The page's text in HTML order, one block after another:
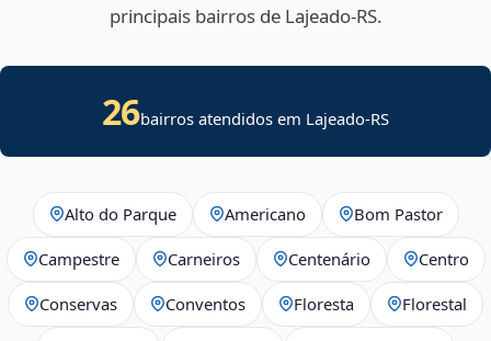
principais bairros de Lajeado‑RS.
26bairros atendidos em Lajeado-RS
Alto do Parque Americano Bom Pastor
Campestre Carneiros Centenário Centro
Conservas Conventos Floresta Florestal